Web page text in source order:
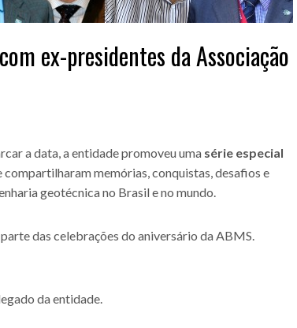
ex-presidentes da Associação
a data, a entidade promoveu uma série especial
compartilharam memórias, conquistas, desafios e
geotécnica no Brasil e no mundo.
das celebrações do aniversário da ABMS.
da entidade.